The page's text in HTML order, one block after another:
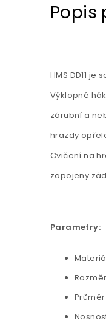
Popis
HMS DD11
Výklopné
zárubní a
hrazdy
Cvičení na
zapojeny
Parametry: